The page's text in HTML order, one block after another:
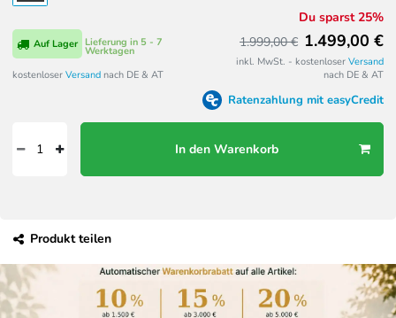
Lieferung in 5 - 7
Werktagen
Auf Lager
kostenloser Versand nach DE & AT
Du sparst 25%
1.999,00 € 1.499,00 €
inkl. MwSt. - kostenloser Versand
nach DE & AT
Ratenzahlung mit easyCredit
In den Warenkorb
Produkt teilen